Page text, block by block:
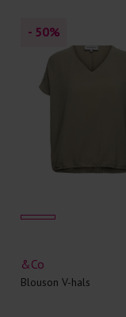
- 50%
&Co
Blouson V-hals